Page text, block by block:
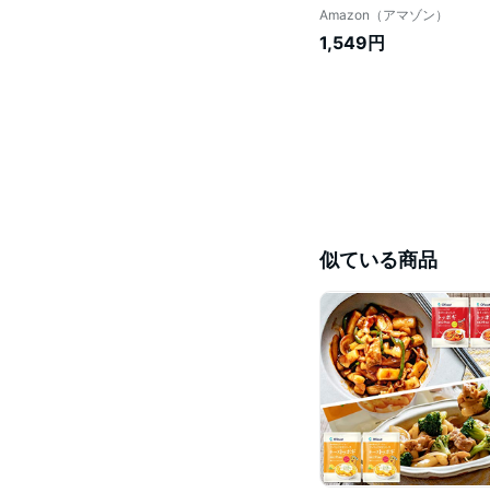
Amazon（アマゾン）
1,549円
似ている商品